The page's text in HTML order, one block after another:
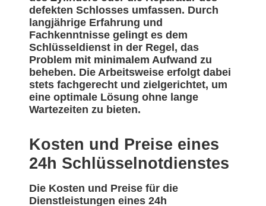
defekten Schlosses umfassen. Durch
langjährige Erfahrung und
Fachkenntnisse gelingt es dem
Schlüsseldienst in der Regel, das
Problem mit minimalem Aufwand zu
beheben. Die Arbeitsweise erfolgt dabei
stets fachgerecht und zielgerichtet, um
eine optimale Lösung ohne lange
Wartezeiten zu bieten.
Kosten und Preise eines
24h Schlüsselnotdienstes
Die Kosten und Preise für die
Dienstleistungen eines 24h